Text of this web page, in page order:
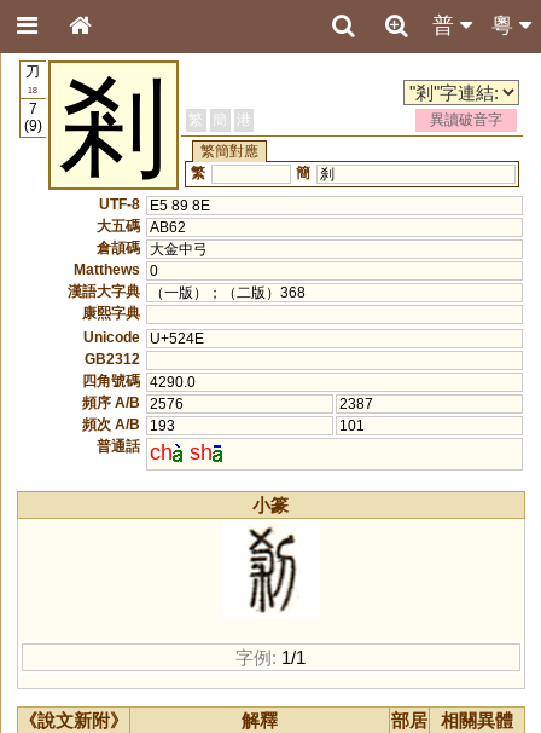
粵
普
刀
18
7
(9)
剎 繁 簡 港
異讀破音字
繁簡對應
繁
簡 刹
UTF-8
E5 89 8E
大五碼 AB62
倉頡碼 大金中弓
Matthews
0
漢語大字典
（一版）；（二版）368
康熙字典
Unicode
U+524E
GB2312
四角號碼 4290.0
頻序 A/B
2576
2387
頻次 A/B
193
101
普通話 ch sh
小篆
字例: 1/1
《說文新附》 解釋 部居
相關異體